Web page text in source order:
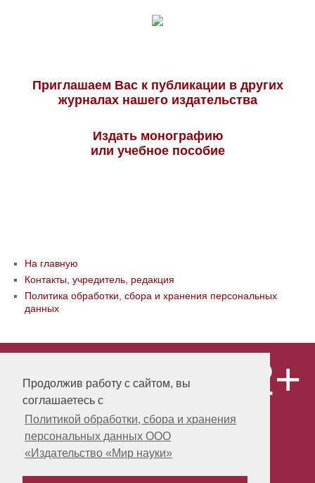
Продолжив работу с сайтом, вы
соглашаетесь с
Политикой обработки, сбора и хранения
персональных данных ООО
«Издательство «Мир науки»
Приглашаем Вас к публикации в других
журналах нашего издательства
Издать монографию
или учебное пособие
На главную
Контакты, учредитель, редакция
Политика обработки, сбора и хранения персональных
данных
«Publishing company «World of science»,
LLC Материалы, размещенные на сайте,
охраняются Законом о защите авторских
прав. Публикация любых материалов
этого сайта запрещена без
предварительного согласования с
издательством. Авторские права на
публикации принадлежат их авторам.
12+